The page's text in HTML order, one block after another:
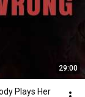
29:00
Plays Her